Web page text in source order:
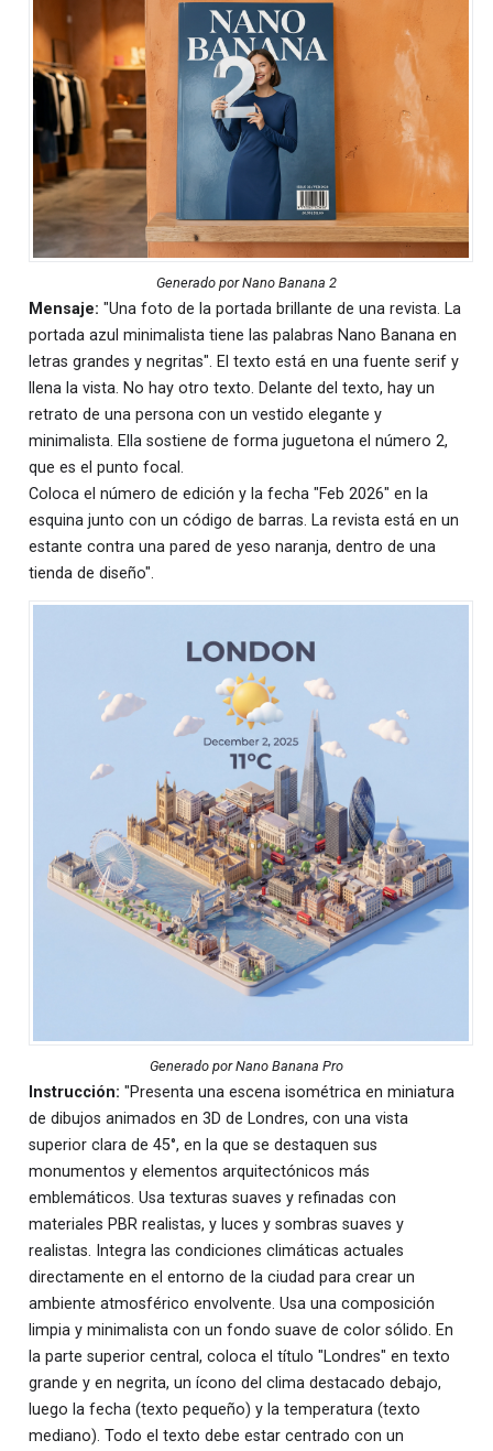
Generado por Nano Banana 2
Mensaje: "Una foto de la portada brillante de una revista. La
portada azul minimalista tiene las palabras Nano Banana en
letras grandes y negritas". El texto está en una fuente serif y
llena la vista. No hay otro texto. Delante del texto, hay un
retrato de una persona con un vestido elegante y
minimalista. Ella sostiene de forma juguetona el número 2,
que es el punto focal.
Coloca el número de edición y la fecha "Feb 2026" en la
esquina junto con un código de barras. La revista está en un
estante contra una pared de yeso naranja, dentro de una
tienda de diseño".
Generado por Nano Banana Pro
Instrucción: "Presenta una escena isométrica en miniatura
de dibujos animados en 3D de Londres, con una vista
superior clara de 45°, en la que se destaquen sus
monumentos y elementos arquitectónicos más
emblemáticos. Usa texturas suaves y refinadas con
materiales PBR realistas, y luces y sombras suaves y
realistas. Integra las condiciones climáticas actuales
directamente en el entorno de la ciudad para crear un
ambiente atmosférico envolvente. Usa una composición
limpia y minimalista con un fondo suave de color sólido. En
la parte superior central, coloca el título "Londres" en texto
grande y en negrita, un ícono del clima destacado debajo,
luego la fecha (texto pequeño) y la temperatura (texto
mediano). Todo el texto debe estar centrado con un